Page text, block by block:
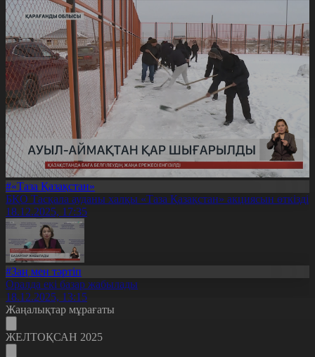
#«Таза Қазақстан»
БҚО Тасқала ауданы халқы «Таза Қазақстан» акциясын өткізді
18.12.2025, 17:35
#Заң мен тәртіп
Оралда екі базар жабылады
18.12.2025, 13:15
Жаңалықтар мұрағаты
ЖЕЛТОҚСАН 2025